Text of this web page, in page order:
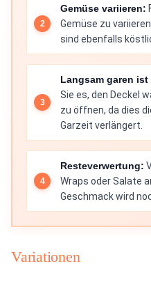
Gemüse variieren:
Gemüse zu
sind ebenfalls
Langsam garen
Sie es, den Deckel
zu öffnen, da dies
Garzeit verlängert.
Resteverwertung:
Wraps oder Salate
Geschmack wird
Variationen